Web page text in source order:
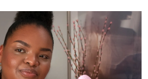
08/08/2026
Tahmini teslim tarihi
16/08/2026
Tahmini teslim tarihi